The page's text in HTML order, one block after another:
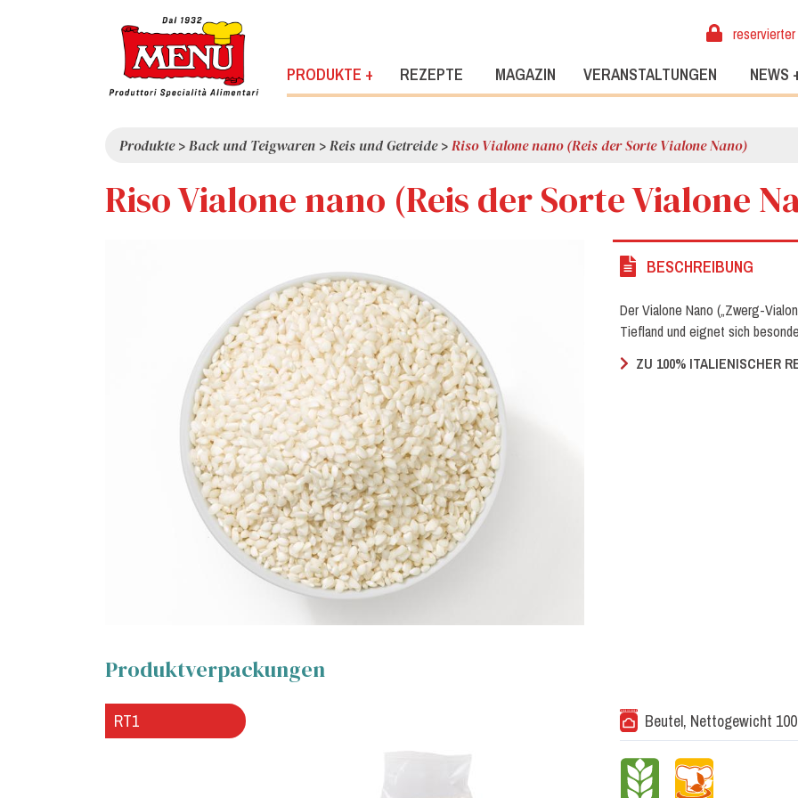
PRODUKTE + REZEPTE MAGAZIN VERANSTALTUNGEN NEWS
Produkte>Back und Teigwaren >Reis und Getreide>Riso Vialone nano (Reis der Sorte Vialone Nano)
Riso Vialone nano (Reis der Sorte Vialone
BESCHREIBUNG
Der Vialone Nano („Zwerg-
Tiefland und eignet sich
ZU 100% ITALIENISCHER
Produktverpackungen
RT1 Beutel, Nettogewicht